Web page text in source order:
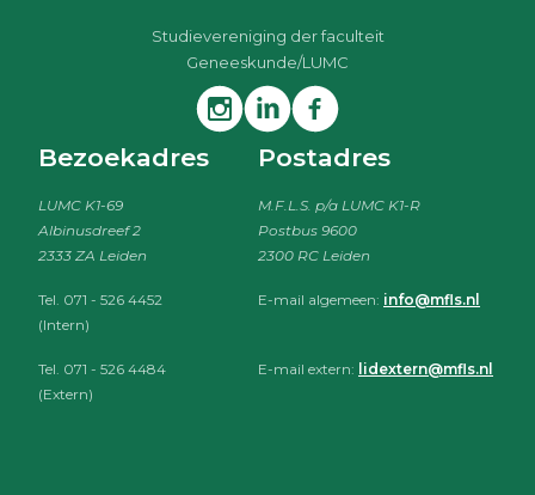
Studievereniging der faculteit
Geneeskunde/LUMC
Bezoekadres
LUMC K1-69
Albinusdreef 2
2333 ZA Leiden
Tel. 071 - 526 4452
(Intern)
Tel. 071 - 526 4484
(Extern)
Postadres
M.F.L.S. p/a LUMC K1-R
Postbus 9600
2300 RC Leiden
E-mail algemeen: info@mfls.nl
E-mail extern: lidextern@mfls.nl